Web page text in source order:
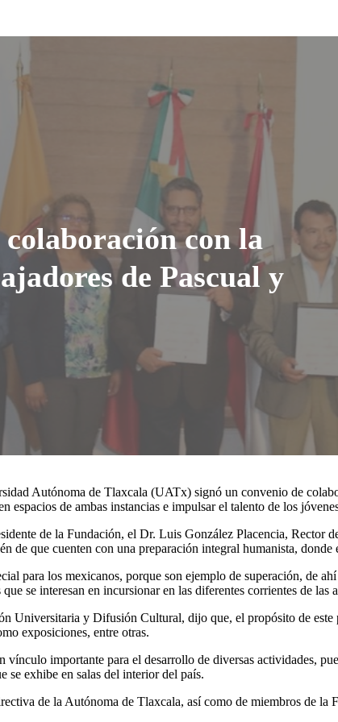
con la
de Pascual y
Autónoma de Tlaxcala (UATx) signó un convenio de
de ambas instancias e impulsar el talento de los
de la Fundación, el Dr. Luis González Placencia, Rector
de que cuenten con una preparación integral humanista,
para los mexicanos, porque son ejemplo de superación, de
se interesan en incursionar en las diferentes corrientes de las
Universitaria y Difusión Cultural, dijo que, el propósito de este
exposiciones, entre otras.
vínculo importante para el desarrollo de diversas actividades,
se exhibe en salas del interior del país.
de la Autónoma de Tlaxcala, así como de miembros de